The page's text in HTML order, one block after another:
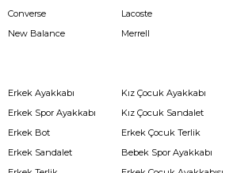
Converse
New Balance
Lacoste
Merrell
Erkek Ayakkabı
Erkek Spor Ayakkabı
Erkek Bot
Erkek Sandalet
Kız Çocuk Ayakkabı
Kız Çocuk Sandalet
Erkek Çocuk Terlik
Bebek Spor Ayakkabı